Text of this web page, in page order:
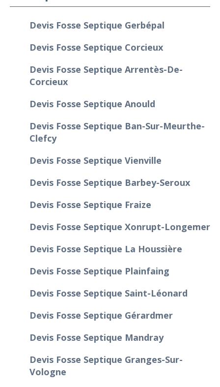
Devis Fosse Septique Gerbépal
Devis Fosse Septique Corcieux
Devis Fosse Septique Arrentès-De-
Corcieux
Devis Fosse Septique Anould
Devis Fosse Septique Ban-Sur-Meurthe-
Clefcy
Devis Fosse Septique Vienville
Devis Fosse Septique Barbey-Seroux
Devis Fosse Septique Fraize
Devis Fosse Septique Xonrupt-Longemer
Devis Fosse Septique La Houssière
Devis Fosse Septique Plainfaing
Devis Fosse Septique Saint-Léonard
Devis Fosse Septique Gérardmer
Devis Fosse Septique Mandray
Devis Fosse Septique Granges-Sur-
Vologne